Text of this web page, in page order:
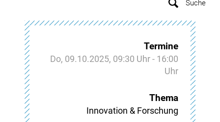
Termine
Do, 09.10.2025, 09:30 Uhr - 16:00
Uhr
Thema
Innovation & Forschung